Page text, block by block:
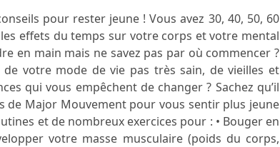
pour rester jeune ! Vous avez 30, 40, 50, 60
effets du temps sur votre corps et votre mental
en main mais ne savez pas par où commencer ?
votre mode de vie pas très sain, de vieilles et
qui vous empêchent de changer ? Sachez qu’il
de Major Mouvement pour vous sentir plus jeune
et de nombreux exercices pour : • Bouger en
votre masse musculaire (poids du corps,